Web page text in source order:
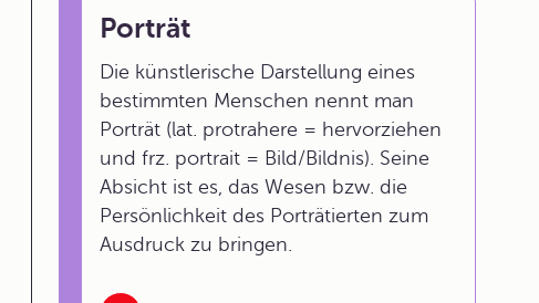
Porträt
Die künstlerische Darstellung eines
bestimmten Menschen nennt man
Porträt (lat. protrahere = hervorziehen
und frz. portrait = Bild/Bildnis). Seine
Absicht ist es, das Wesen bzw. die
Persönlichkeit des Porträtierten zum
Ausdruck zu bringen.